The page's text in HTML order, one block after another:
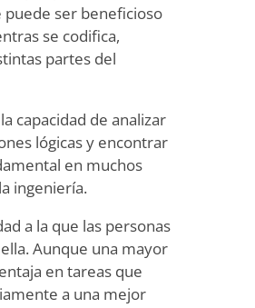
ser beneficioso
se codifica,
partes del
capacidad de analizar
lógicas y encontrar
en muchos
ingeniería.
a la que las personas
Aunque una mayor
en tareas que
a una mejor